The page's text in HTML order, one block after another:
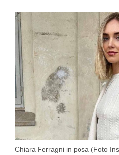
Chiara Ferragni in posa (Foto